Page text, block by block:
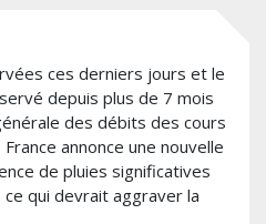
ces derniers jours et le
depuis plus de 7 mois
des débits des cours
annonce une nouvelle
de pluies significatives
qui devrait aggraver la